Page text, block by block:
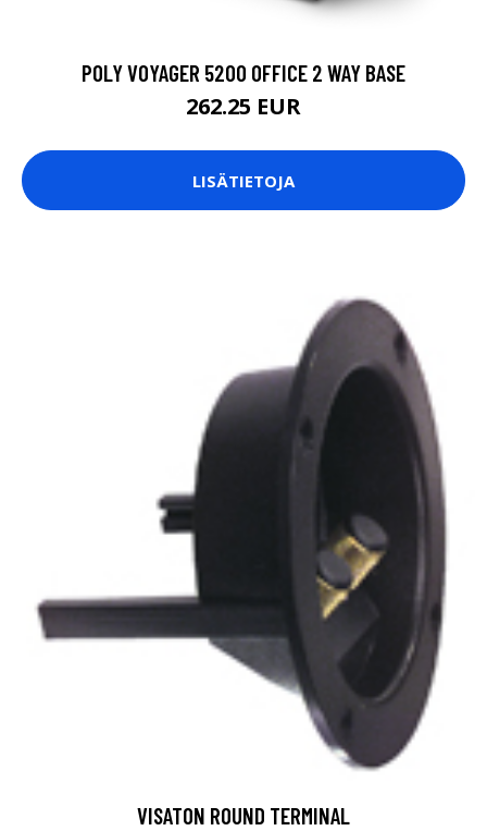
POLY VOYAGER 5200 OFFICE 2 WAY BASE
262.25 EUR
LISÄTIETOJA
VISATON ROUND TERMINAL